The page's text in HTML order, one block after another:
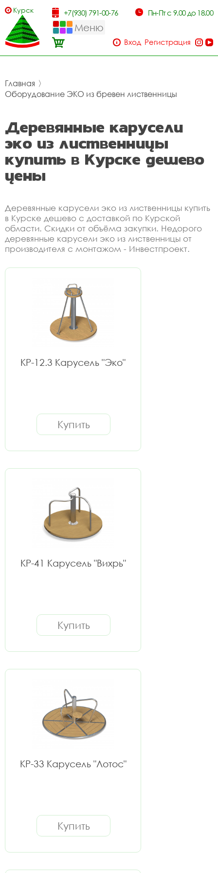
Курск +7(930) 791-00-76 Пн-Пт с 9.00 до 18.00
Меню
Вход Регистрация
Главная 〉
Оборудование ЭКО из бревен лиственницы
Деревянные карусели
эко из лиственницы
купить в Курске дешево
цены
Деревянные карусели эко из лиственницы купить
в Курске дешево с доставкой по Курской
области. Скидки от объёма закупки. Недорого
деревянные карусели эко из лиственницы от
производителя с монтажом - Инвестпроект.
КР-12.3 Карусель "Эко"
Купить
КР-41 Карусель "Вихрь"
Купить
КР-33 Карусель "Лотос"
Купить